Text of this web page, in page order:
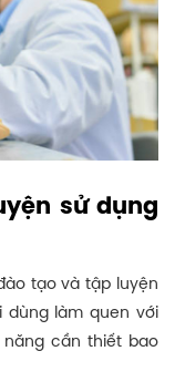
sử dụng
tạo và tập luyện
dùng làm quen với
cần thiết bao